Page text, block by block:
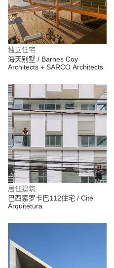
独立住宅
海天别墅 / Barnes Coy
Architects + SARCO Architects
居住建筑
巴西索罗卡巴112住宅 / Cité
Arquitetura